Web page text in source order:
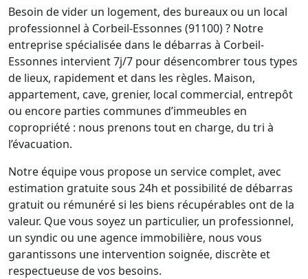
Besoin de vider un logement, des bureaux ou un local
professionnel à Corbeil-Essonnes (91100) ? Notre
entreprise spécialisée dans le débarras à Corbeil-
Essonnes intervient 7j/7 pour désencombrer tous types
de lieux, rapidement et dans les règles. Maison,
appartement, cave, grenier, local commercial, entrepôt
ou encore parties communes d’immeubles en
copropriété : nous prenons tout en charge, du tri à
l’évacuation.
Notre équipe vous propose un service complet, avec
estimation gratuite sous 24h et possibilité de débarras
gratuit ou rémunéré si les biens récupérables ont de la
valeur. Que vous soyez un particulier, un professionnel,
un syndic ou une agence immobilière, nous vous
garantissons une intervention soignée, discrète et
respectueuse de vos besoins.